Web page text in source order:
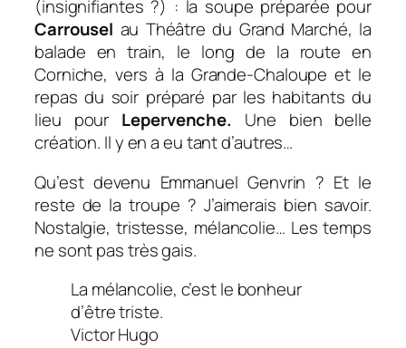
(insignifiantes ?) : la soupe préparée pour
Carrousel au Théâtre du Grand Marché, la
balade en train, le long de la route en
Corniche, vers à la Grande-Chaloupe et le
repas du soir préparé par les habitants du
lieu pour Lepervenche. Une bien belle
création. Il y en a eu tant d’autres…
Qu’est devenu Emmanuel Genvrin ? Et le
reste de la troupe ? J’aimerais bien savoir.
Nostalgie, tristesse, mélancolie… Les temps
ne sont pas très gais.
La mélancolie, c’est le bonheur
d’être triste.
Victor Hugo